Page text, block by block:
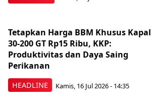
HEADLINE
Tetapkan Harga BBM Khusus Kapal
30-200 GT Rp15 Ribu, KKP:
Produktivitas dan Daya Saing
Perikanan
Kamis, 16 Jul 2026 - 14:35